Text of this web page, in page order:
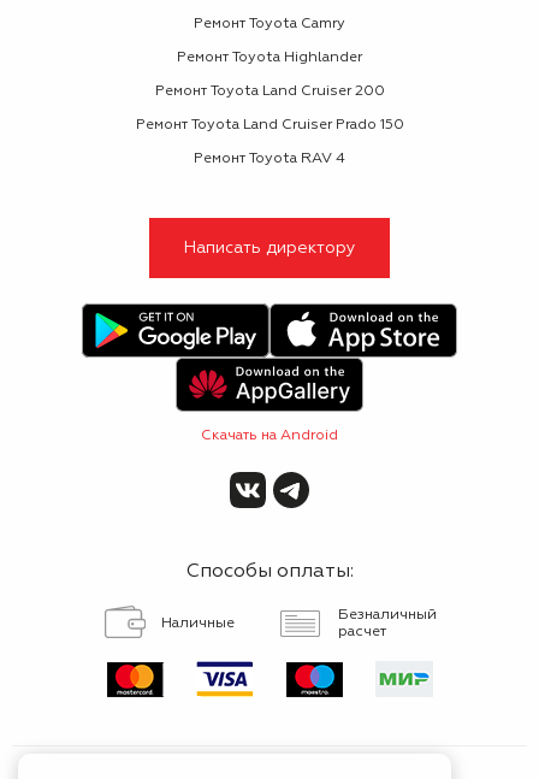
Ремонт Toyota Camry
Ремонт Toyota Highlander
Ремонт Toyota Land Cruiser 200
Ремонт Toyota Land Cruiser Prado 150
Ремонт Toyota RAV 4
Написать директору
Скачать на Android
Способы оплаты:
Наличные
Безналичный
расчет